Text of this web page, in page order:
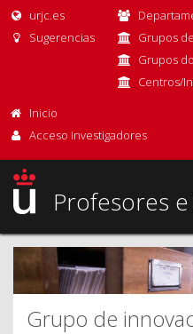
urjc.es
Sugerencias
Grupos
Grupos
Centros/
Inicio
Acceso Investigadores
Profesores
Grupo de